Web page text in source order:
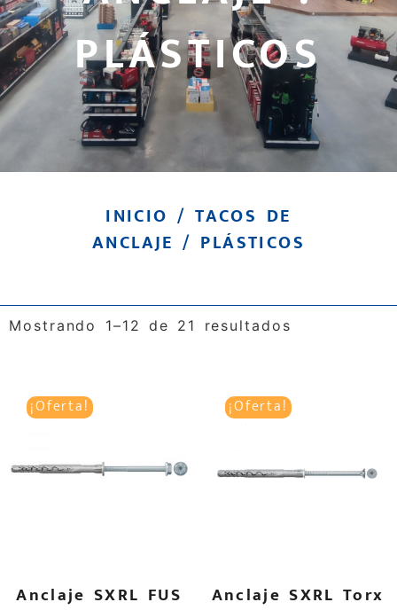
PLÁSTICOS
INICIO /TACOS DE
ANCLAJE / PLÁSTICOS
Mostrando 1–12 de 21 resultados
¡Oferta!
Anclaje SXRL FUS
¡Oferta!
Anclaje SXRL Torx